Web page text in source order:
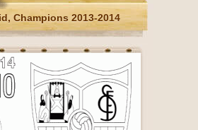
Champions 2013-2014